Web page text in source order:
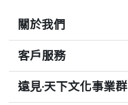
關於我們
客戶服務
遠見‧天下文化事業群